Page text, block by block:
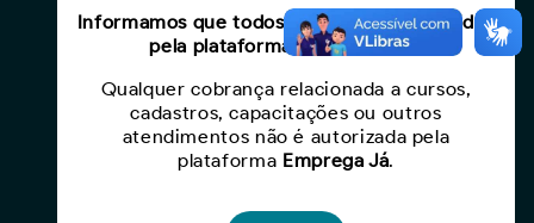
Para Candidatos
Cadastro de Currículo
Capacite-se
Informamos que todos os serviços oferecidos
pela plataforma são gratuitos.
Qualquer cobrança relacionada a cursos,
cadastros, capacitações ou outros
atendimentos não é autorizada pela
plataforma Emprega Já.